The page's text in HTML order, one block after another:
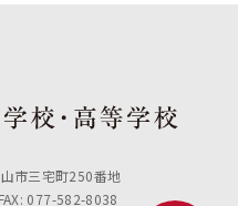
市三宅町250番地
077-582-8038